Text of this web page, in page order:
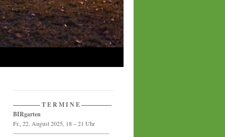
————– T E R M I N E —————
BIRgarten
Fr., 22. August 2025, 18 – 21 Uhr
————————————————